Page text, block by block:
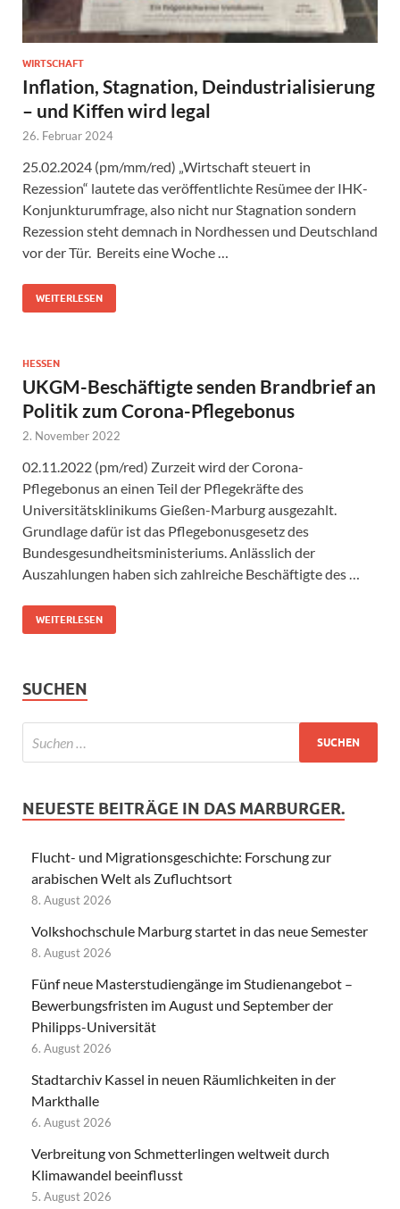
WIRTSCHAFT
Inflation, Stagnation, Deindustrialisierung
– und Kiffen wird legal
26. Februar 2024
25.02.2024 (pm/mm/red) „Wirtschaft steuert in
Rezession“ lautete das veröffentlichte Resümee der IHK-
Konjunkturumfrage, also nicht nur Stagnation sondern
Rezession steht demnach in Nordhessen und Deutschland
vor der Tür. Bereits eine Woche …
WEITERLESEN
HESSEN
UKGM-Beschäftigte senden Brandbrief an
Politik zum Corona-Pflegebonus
2. November 2022
02.11.2022 (pm/red) Zurzeit wird der Corona-
Pflegebonus an einen Teil der Pflegekräfte des
Universitätsklinikums Gießen-Marburg ausgezahlt.
Grundlage dafür ist das Pflegebonusgesetz des
Bundesgesundheitsministeriums. Anlässlich der
Auszahlungen haben sich zahlreiche Beschäftigte des …
WEITERLESEN
SUCHEN
NEUESTE BEITRÄGE IN DAS MARBURGER.
Flucht- und Migrationsgeschichte: Forschung zur
arabischen Welt als Zufluchtsort
8. August 2026
Volkshochschule Marburg startet in das neue Semester
8. August 2026
Fünf neue Masterstudiengänge im Studienangebot –
Bewerbungsfristen im August und September der
Philipps-Universität
6. August 2026
Stadtarchiv Kassel in neuen Räumlichkeiten in der
Markthalle
6. August 2026
Verbreitung von Schmetterlingen weltweit durch
Klimawandel beeinflusst
5. August 2026